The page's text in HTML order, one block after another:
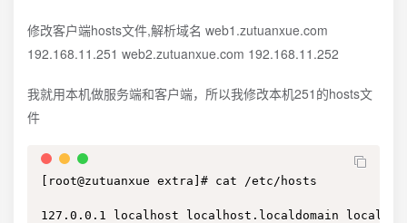
修改客户端hosts文件,解析域名 web1.zutuanxue.com
192.168.11.251 web2.zutuanxue.com 192.168.11.252
我就用本机做服务端和客户端，所以我修改本机251的hosts文
件
[root@zutuanxue extra]# cat /etc/hosts
127.0.0.1 localhost localhost.localdomain